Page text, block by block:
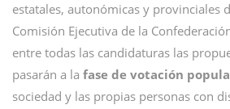
estatales, autonómicas y provinciales
Comisión Ejecutiva de la
entre todas las candidaturas las
pasarán a la fase de votación
sociedad y las propias personas con